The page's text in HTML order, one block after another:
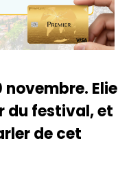
novembre. Elie
du festival, et
de cet